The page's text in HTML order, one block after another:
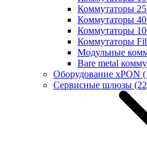
Коммутаторы
Коммутаторы
Коммутаторы
Коммутаторы
Модульные
Bare metal
Оборудование xPON
Сервисные шлюзы